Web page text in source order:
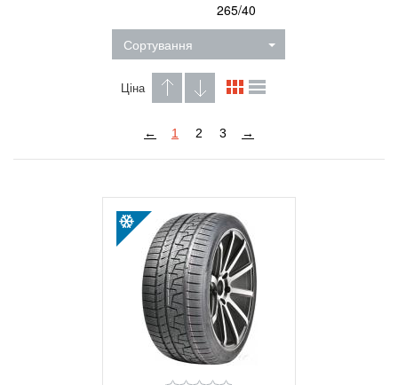
265/40
Сортування
Ціна
← 1 2 3 →